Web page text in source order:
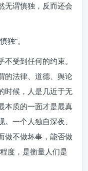
无谓慎独，反而还会
”。
受到任何的约束。
的法律、道德、舆论
时候，人是几近于无
本质的一面才是最真
一个人独自深夜、
做不做坏事，能否做
度，是衡量人们是